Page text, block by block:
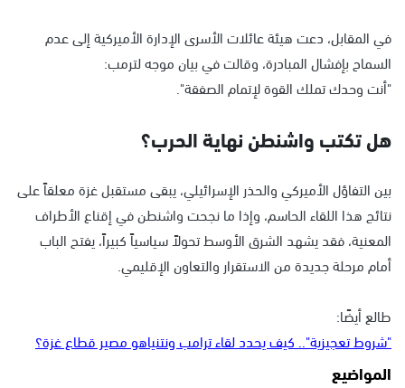
في المقابل، دعت هيئة عائلات الأسرى الإدارة الأميركية إلى عدم
السماح بإفشال المبادرة، وقالت في بيان موجه لترمب:
"أنت وحدك تملك القوة لإتمام الصفقة".
هل تكتب واشنطن نهاية الحرب؟
بين التفاؤل الأميركي والحذر الإسرائيلي، يبقى مستقبل غزة معلقاً على
نتائج هذا اللقاء الحاسم، وإذا ما نجحت واشنطن في إقناع الأطراف
المعنية، فقد يشهد الشرق الأوسط تحولاً سياسياً كبيراً، يفتح الباب
أمام مرحلة جديدة من الاستقرار والتعاون الإقليمي.
طالع أيضًا:
"شروط تعجيزية".. كيف يحدد لقاء ترامب ونتنياهو مصير قطاع غزة؟
المواضيع